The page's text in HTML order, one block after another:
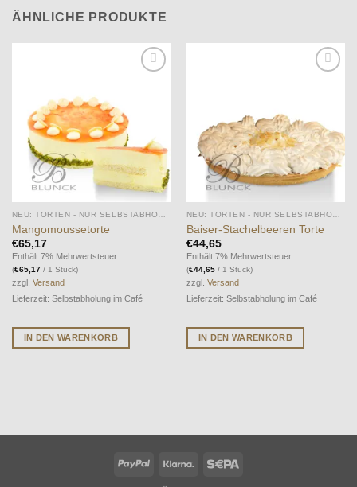
ÄHNLICHE PRODUKTE
NEU: TORTEN - NUR SELBSTABHOLUNG IM CAFÉ MÖGLICH
Mangomoussetorte
€65,17
Enthält 7% Mehrwertsteuer
(€65,17/ 1 Stück)
zzgl. Versand
Lieferzeit: Selbstabholung im Café
IN DEN WARENKORB
NEU: TORTEN - NUR SELBSTABHOLUNG IM CAFÉ MÖGLICH
Baiser-Stachelbeeren Torte
€44,65
Enthält 7% Mehrwertsteuer
(€44,65/ 1 Stück)
zzgl. Versand
Lieferzeit: Selbstabholung im Café
IN DEN WARENKORB
PayPal Klarna